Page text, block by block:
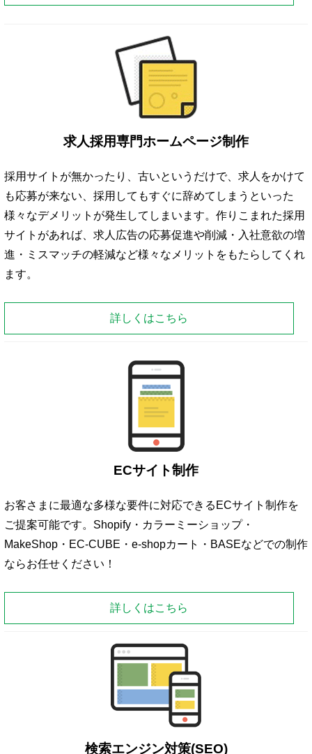
求人採用専門ホームページ制作
採用サイトが無かったり、古いというだけで、求人をかけて
も応募が来ない、採用してもすぐに辞めてしまうといった
様々なデメリットが発生してしまいます。作りこまれた採用
サイトがあれば、求人広告の応募促進や削減・入社意欲の増
進・ミスマッチの軽減など様々なメリットをもたらしてくれ
ます。
詳しくはこちら
ECサイト制作
お客さまに最適な多様な要件に対応できるECサイト制作を
ご提案可能です。Shopify・カラーミーショップ・
MakeShop・EC-CUBE・e-shopカート・BASEなどでの制作
ならお任せください！
詳しくはこちら
検索エンジン対策(SEO)